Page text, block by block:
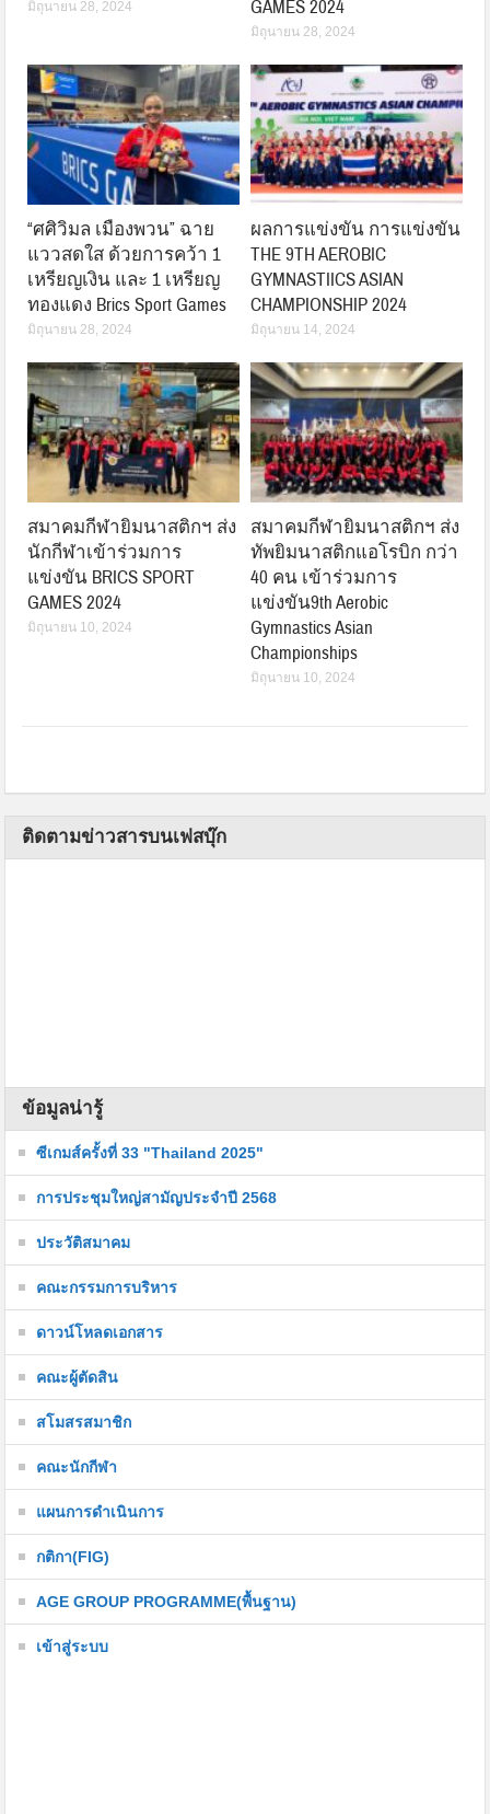
มิถุนายน 28, 2024 GAMES 2024
มิถุนายน 28, 2024
“ศศิวิมล เมืองพวน” ฉาย
แววสดใส ด้วยการคว้า 1
เหรียญเงิน และ 1 เหรียญ
ทองแดง Brics Sport Games
มิถุนายน 28, 2024
ผลการแข่งขัน การแข่งขัน
THE 9TH AEROBIC
GYMNASTIICS ASIAN
CHAMPIONSHIP 2024
มิถุนายน 14, 2024
สมาคมกีฬายิมนาสติกฯ ส่ง
นักกีฬาเข้าร่วมการ
แข่งขัน BRICS SPORT
GAMES 2024
มิถุนายน 10, 2024
สมาคมกีฬายิมนาสติกฯ ส่ง
ทัพยิมนาสติกแอโรบิก กว่า
40 คน เข้าร่วมการ
แข่งขัน9th Aerobic
Gymnastics Asian
Championships
มิถุนายน 10, 2024
ติดตามข่าวสารบนเฟสบุ๊ก
ข้อมูลน่ารู้
ซีเกมส์ครั้งที่ 33 "Thailand 2025"
การประชุมใหญ่สามัญประจำปี 2568
ประวัติสมาคม
คณะกรรมการบริหาร
ดาวน์โหลดเอกสาร
คณะผู้ตัดสิน
สโมสรสมาชิก
คณะนักกีฬา
แผนการดำเนินการ
กติกา(FIG)
AGE GROUP PROGRAMME(พื้นฐาน)
เข้าสู่ระบบ